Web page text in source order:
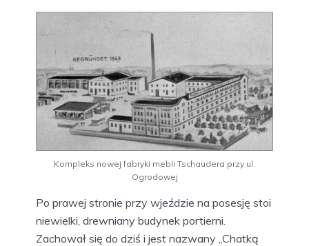
Kompleks nowej fabryki mebli Tschaudera przy ul.
Ogrodowej
Po prawej stronie przy wjeździe na posesję stoi
niewielki, drewniany budynek portierni.
Zachował się do dziś i jest nazwany „Chatką